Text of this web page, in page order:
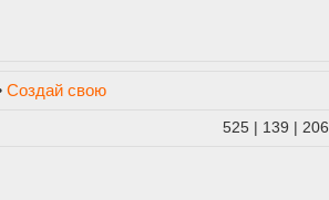
Создай свою
525 139 206